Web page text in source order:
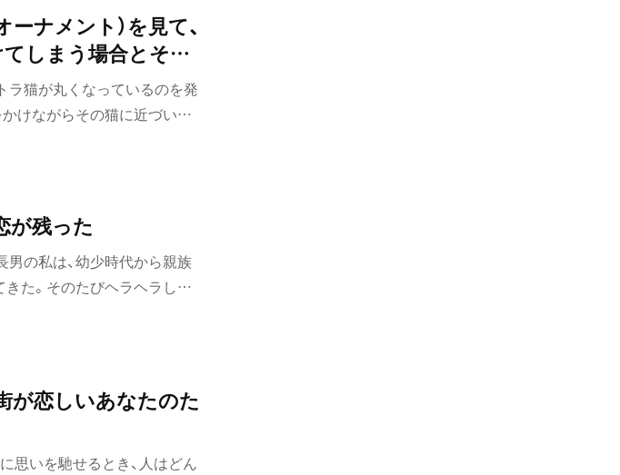
通してその世界は広がり続
ら新宿シネマカリテほか全
れない――。この切実な物語
ナル脚本を手がけた渡辺あや
ナメント）を見て、
てしまう場合とそう
ラ猫が丸くなっているのを発
かけながらその猫に近づいて
なたはキョロキョロと辺り
を確認し、足早にその場を
。
が残った
男の私は、幼少時代から親族
た。そのたびヘラヘラしな
と圧が高まってくる。親から
格を取れ」と言われるよう
が恋しいあなたのた
思いを馳せるとき、人はどん